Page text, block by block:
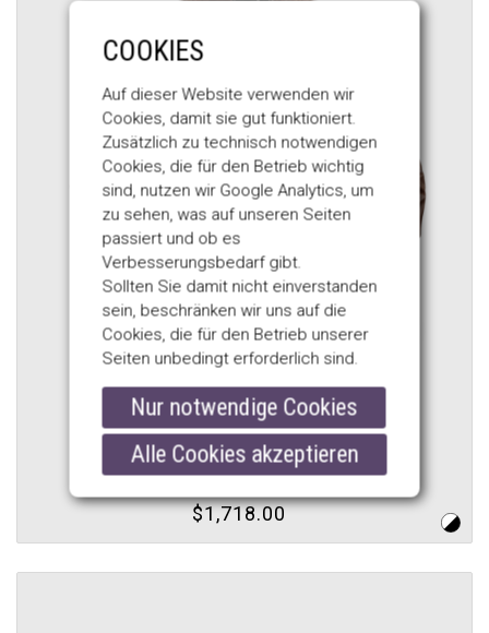
BELSTAFF
LEGACY OUTLAW JACKET MAN,
dark deep copper
$1,718.00
COOKIES
Auf dieser Website verwenden wir
Cookies, damit sie gut funktioniert.
Zusätzlich zu technisch notwendigen
Cookies, die für den Betrieb wichtig
sind, nutzen wir Google Analytics, um
zu sehen, was auf unseren Seiten
passiert und ob es
Verbesserungsbedarf gibt.
Sollten Sie damit nicht einverstanden
sein, beschränken wir uns auf die
Cookies, die für den Betrieb unserer
Seiten unbedingt erforderlich sind.
Nur notwendige Cookies
Alle Cookies akzeptieren